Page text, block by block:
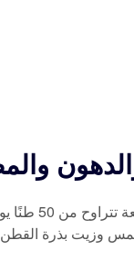
وزيت بذرة القطن